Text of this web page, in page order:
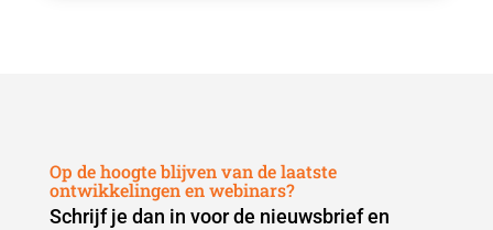
Op de hoogte blijven van de laatste
ontwikkelingen en webinars?
Schrijf je dan in voor de nieuwsbrief en